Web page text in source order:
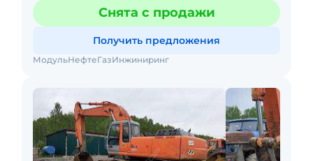
обслуживание. В апреле 2019 года произведен
капитальный ремонт ходовой части,
Снята с продажи
Получить предложения
МодульНефтеГазИнжиниринг